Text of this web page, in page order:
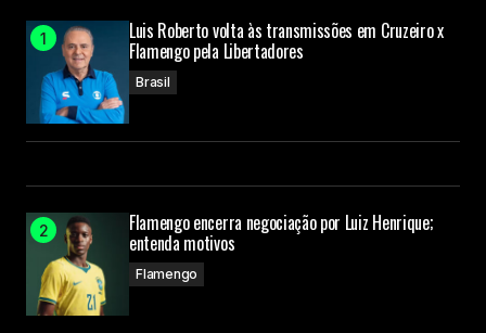
Luis Roberto volta às transmissões em Cruzeiro x
Flamengo pela Libertadores
Brasil
Flamengo encerra negociação por Luiz Henrique;
entenda motivos
Flamengo